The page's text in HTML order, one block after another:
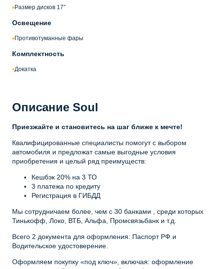
Размер дисков 17″
Освещение
Противотуманные фары
Комплектность
Докатка
Описание Soul
Приезжайте и становитесь на шаг ближе к мечте!
Квалифицированные специалисты помогут с выбором
автомобиля и предложат самые выгодные условия
приобретения и целый ряд преимуществ:
Кешбэк 20% на 3 ТО
3 платежа по кредиту
Регистрация в ГИБДД
Мы сотрудничаем более, чем с 30 банками , среди которых
Тинькофф, Локо, ВТБ, Альфа, Промсвязьбанк и т.д.
Всего 2 документа для оформления: Паспорт РФ и
Водительское удостоверение.
Оформляем покупку «под ключ», включая: оформление